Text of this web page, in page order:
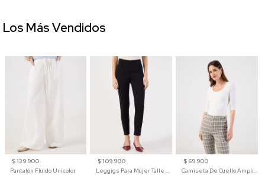
$ 139.900
Pantalón Fluido Unicolor
$ 109.900
Leggigs Para Mujer Talle Alto Liso
$ 69.900
Camiseta De Cuello Amplio Y Manga 3/4 Para Mujer
Los Más Vendidos